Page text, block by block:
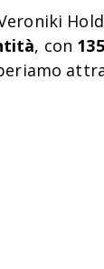
, con